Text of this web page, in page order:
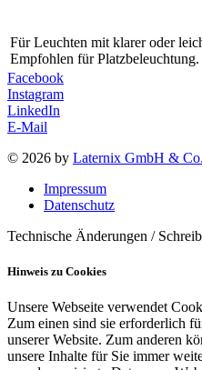
Für Leuchten mit klarer oder
Empfohlen für Platzbeleuchtung.
Facebook
Instagram
LinkedIn
E-Mail
© 2026 by Laternix GmbH &
Impressum
Datenschutz
Technische Änderungen /
Hinweis zu Cookies
Unsere Webseite verwendet
Zum einen sind sie erforderlich
unserer Website. Zum anderen
unsere Inhalte für Sie immer